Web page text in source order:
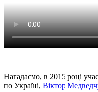
Нагадаємо, в 2015 році
по Україні, Віктор